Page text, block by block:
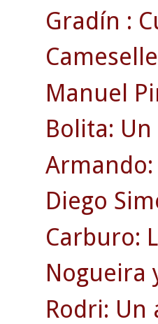
Gradín :
Manuel
Bolita:
Diego
Carburo:
Nogueira
Rodri: